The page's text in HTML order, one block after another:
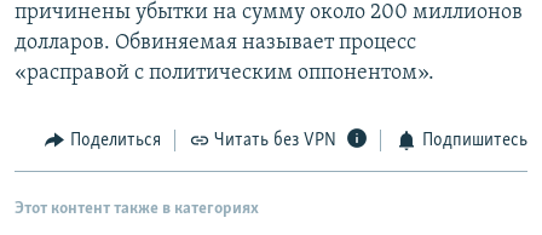
причинены убытки на сумму около 200 миллионов
долларов. Обвиняемая называет процесс
«расправой с политическим оппонентом».
Поделиться Читать без VPN Подпишитесь
Этот контент также в категориях